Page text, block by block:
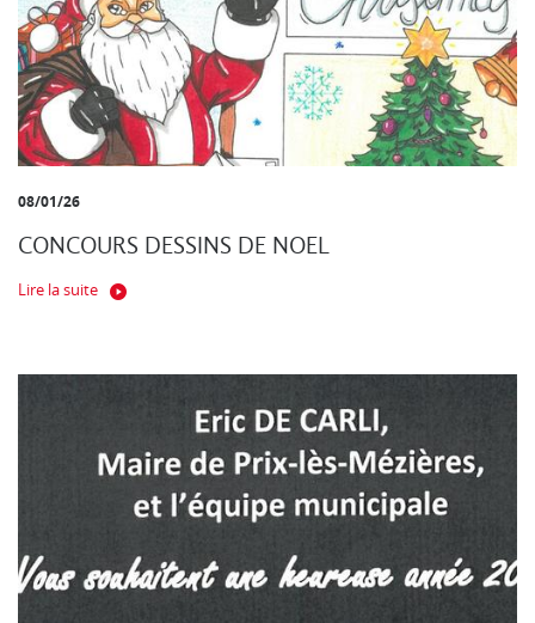
08/01/26
CONCOURS DESSINS DE NOEL
Lire la suite